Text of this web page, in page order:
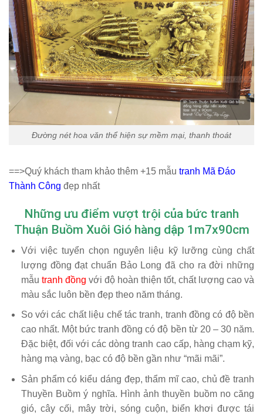
Đường nét hoa văn thể hiện sự mềm mại, thanh thoát
==>Quý khách tham khảo thêm +15 mẫu tranh Mã Đáo
Thành Công đẹp nhất
Những ưu điểm vượt trội của bức tranh
Thuận Buồm Xuôi Gió hàng dập 1m7x90cm
Với việc tuyển chọn nguyên liệu kỹ lưỡng cùng chất
lượng đồng đạt chuẩn Bảo Long đã cho ra đời những
mẫu tranh đồng với độ hoàn thiện tốt, chất lượng cao và
màu sắc luôn bền đẹp theo năm tháng.
So với các chất liệu chế tác tranh, tranh đồng có độ bền
cao nhất. Một bức tranh đồng có độ bền từ 20 – 30 năm.
Đặc biệt, đối với các dòng tranh cao cấp, hàng chạm kỹ,
hàng mạ vàng, bạc có độ bền gần như “mãi mãi”.
Sản phẩm có kiểu dáng đẹp, thẩm mĩ cao, chủ đề tranh
Thuyền Buồm ý nghĩa. Hình ảnh thuyền buồm no căng
gió, cây cối, mây trời, sóng cuộn, biển khơi được tái